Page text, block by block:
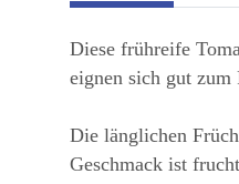
Diese frühreife
eignen sich gut
Die länglichen
Geschmack ist